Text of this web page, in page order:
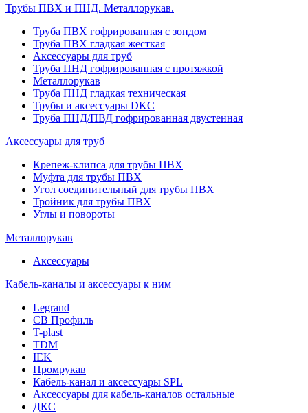
Трубы ПВХ и ПНД. Металлорукав.
Труба ПВХ гофрированная с зондом
Труба ПВХ гладкая жесткая
Аксессуары для труб
Труба ПНД гофрированная с протяжкой
Металлорукав
Труба ПНД гладкая техническая
Трубы и аксессуары DKC
Труба ПНД/ПВД гофрированная двустенная
Аксессуары для труб
Крепеж-клипса для трубы ПВХ
Муфта для трубы ПВХ
Угол соединительный для трубы ПВХ
Тройник для трубы ПВХ
Углы и повороты
Металлорукав
Аксессуары
Кабель-каналы и аксессуары к ним
Legrand
СВ Профиль
T-plast
TDM
IEK
Промрукав
Кабель-канал и аксессуары SPL
Аксессуары для кабель-каналов остальные
ДКС